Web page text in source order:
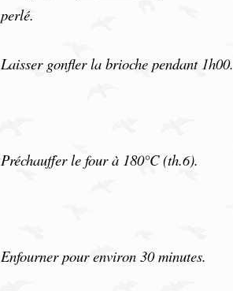
perlé.
Laisser gonfler la brioche pendant 1h00.
Préchauffer le four à 180°C (th.6).
Enfourner pour environ 30 minutes.